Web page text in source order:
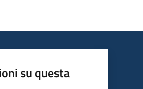
su questa